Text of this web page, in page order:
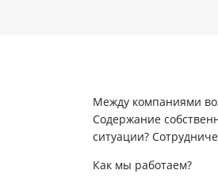
Между компаниями
Содержание
ситуации?
Как мы работаем?